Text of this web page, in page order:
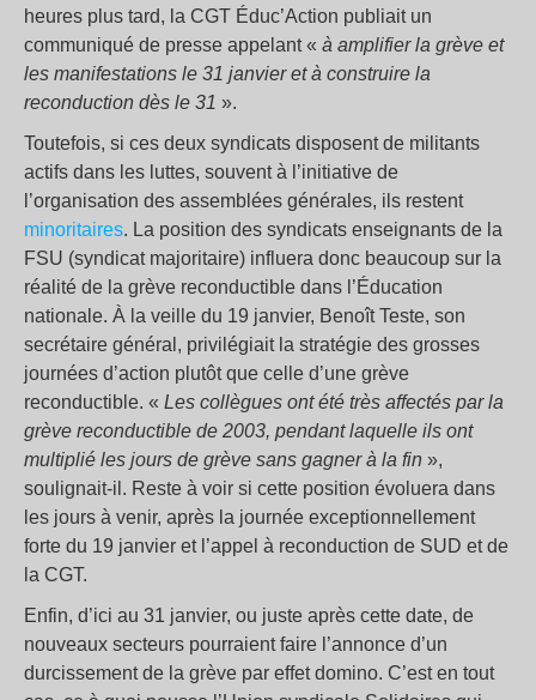
heures plus tard, la CGT Éduc’Action publiait un
communiqué de presse appelant « à amplifier la grève et
les manifestations le 31 janvier et à construire la
reconduction dès le 31 ».
Toutefois, si ces deux syndicats disposent de militants
actifs dans les luttes, souvent à l’initiative de
l’organisation des assemblées générales, ils restent
minoritaires. La position des syndicats enseignants de la
FSU (syndicat majoritaire) influera donc beaucoup sur la
réalité de la grève reconductible dans l’Éducation
nationale. À la veille du 19 janvier, Benoît Teste, son
secrétaire général, privilégiait la stratégie des grosses
journées d’action plutôt que celle d’une grève
reconductible. « Les collègues ont été très affectés par la
grève reconductible de 2003, pendant laquelle ils ont
multiplié les jours de grève sans gagner à la fin »,
soulignait-il. Reste à voir si cette position évoluera dans
les jours à venir, après la journée exceptionnellement
forte du 19 janvier et l’appel à reconduction de SUD et de
la CGT.
Enfin, d’ici au 31 janvier, ou juste après cette date, de
nouveaux secteurs pourraient faire l’annonce d’un
durcissement de la grève par effet domino. C’est en tout